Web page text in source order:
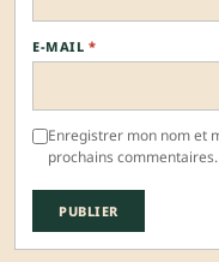
E-MAIL *
Enregistrer mon nom et
prochains commentaires.